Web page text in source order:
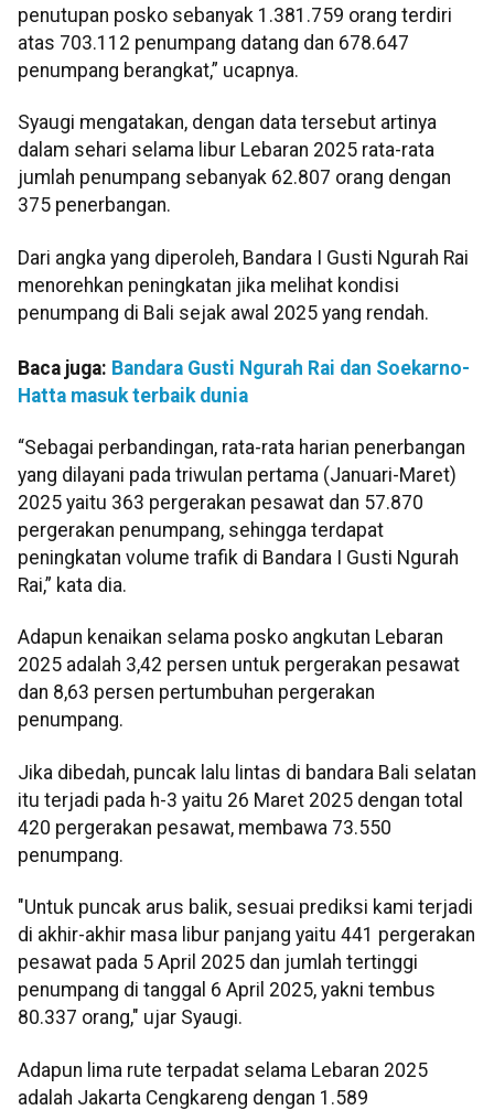
penutupan posko sebanyak 1.381.759 orang terdiri
atas 703.112 penumpang datang dan 678.647
penumpang berangkat,” ucapnya.
Syaugi mengatakan, dengan data tersebut artinya
dalam sehari selama libur Lebaran 2025 rata-rata
jumlah penumpang sebanyak 62.807 orang dengan
375 penerbangan.
Dari angka yang diperoleh, Bandara I Gusti Ngurah Rai
menorehkan peningkatan jika melihat kondisi
penumpang di Bali sejak awal 2025 yang rendah.
Baca juga: Bandara Gusti Ngurah Rai dan Soekarno-
Hatta masuk terbaik dunia
“Sebagai perbandingan, rata-rata harian penerbangan
yang dilayani pada triwulan pertama (Januari-Maret)
2025 yaitu 363 pergerakan pesawat dan 57.870
pergerakan penumpang, sehingga terdapat
peningkatan volume trafik di Bandara I Gusti Ngurah
Rai,” kata dia.
Adapun kenaikan selama posko angkutan Lebaran
2025 adalah 3,42 persen untuk pergerakan pesawat
dan 8,63 persen pertumbuhan pergerakan
penumpang.
Jika dibedah, puncak lalu lintas di bandara Bali selatan
itu terjadi pada h-3 yaitu 26 Maret 2025 dengan total
420 pergerakan pesawat, membawa 73.550
penumpang.
"Untuk puncak arus balik, sesuai prediksi kami terjadi
di akhir-akhir masa libur panjang yaitu 441 pergerakan
pesawat pada 5 April 2025 dan jumlah tertinggi
penumpang di tanggal 6 April 2025, yakni tembus
80.337 orang," ujar Syaugi.
Adapun lima rute terpadat selama Lebaran 2025
adalah Jakarta Cengkareng dengan 1.589